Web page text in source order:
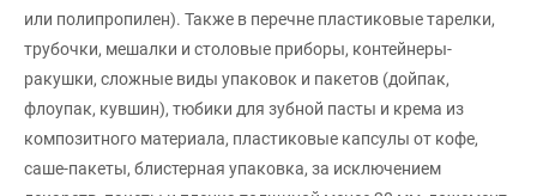
или полипропилен). Также в перечне пластиковые тарелки,
трубочки, мешалки и столовые приборы, контейнеры-
ракушки, сложные виды упаковок и пакетов (дойпак,
флоупак, кувшин), тюбики для зубной пасты и крема из
композитного материала, пластиковые капсулы от кофе,
саше-пакеты, блистерная упаковка, за исключением